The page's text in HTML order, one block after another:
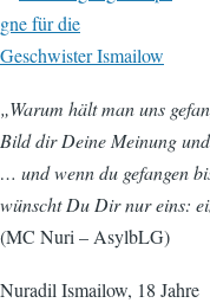
„Warum hält man uns
Bild dir Deine Meinung
… und wenn du gefangen
wünscht Du Dir nur eins:
(MC Nuri – AsylbLG)
Nuradil Ismailow, 18 Jahre